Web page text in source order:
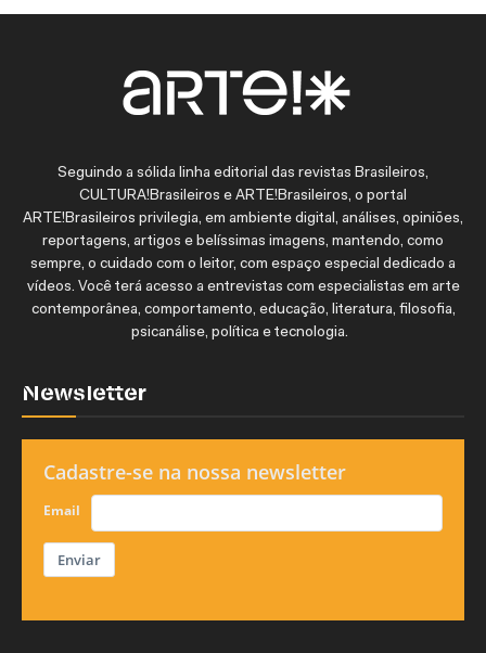
Seguindo a sólida linha editorial das revistas Brasileiros,
CULTURA!Brasileiros e ARTE!Brasileiros, o portal
ARTE!Brasileiros privilegia, em ambiente digital, análises, opiniões,
reportagens, artigos e belíssimas imagens, mantendo, como
sempre, o cuidado com o leitor, com espaço especial dedicado a
vídeos. Você terá acesso a entrevistas com especialistas em arte
contemporânea, comportamento, educação, literatura, filosofia,
psicanálise, política e tecnologia.
Newsletter
Cadastre-se na nossa newsletter
Email
Enviar